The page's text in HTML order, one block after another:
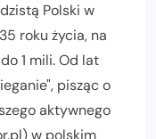
Polski w
roku życia, na
1 mili. Od lat
pisząc o
aktywnego